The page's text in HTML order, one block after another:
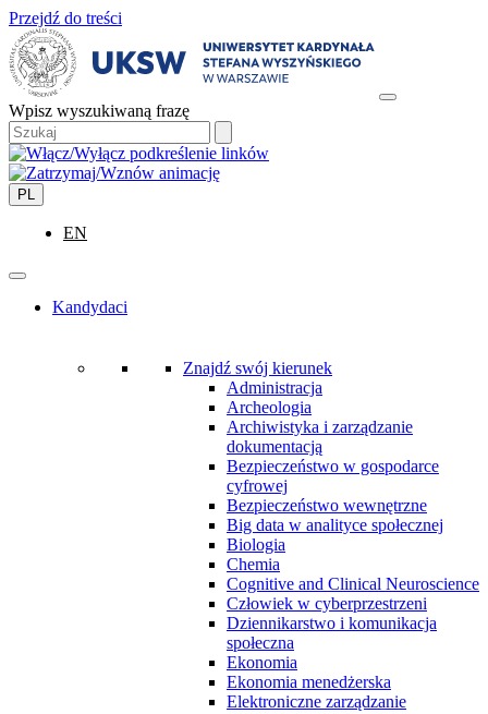
Przejdź do treści
Wpisz wyszukiwaną frazę
PL
EN
Kandydaci
Znajdź swój kierunek
Administracja
Archeologia
Archiwistyka i zarządzanie
dokumentacją
Bezpieczeństwo w gospodarce
cyfrowej
Bezpieczeństwo wewnętrzne
Big data w analityce społecznej
Biologia
Chemia
Cognitive and Clinical Neuroscience
Człowiek w cyberprzestrzeni
Dziennikarstwo i komunikacja
społeczna
Ekonomia
Ekonomia menedżerska
Elektroniczne zarządzanie